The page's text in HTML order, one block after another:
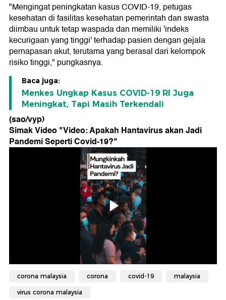
"Mengingat peningkatan kasus COVID-19, petugas
kesehatan di fasilitas kesehatan pemerintah dan swasta
diimbau untuk tetap waspada dan memiliki 'indeks
kecurigaan yang tinggi' terhadap pasien dengan gejala
pernapasan akut, terutama yang berasal dari kelompok
risiko tinggi," pungkasnya.
Baca juga:
Menkes Ungkap Kasus COVID-19 RI Juga
Meningkat, Tapi Masih Terkendali
(sao/vyp)
Simak Video "Video: Apakah Hantavirus akan Jadi
Pandemi Seperti Covid-19?"
corona malaysia corona covid-19 malaysia
virus corona malaysia